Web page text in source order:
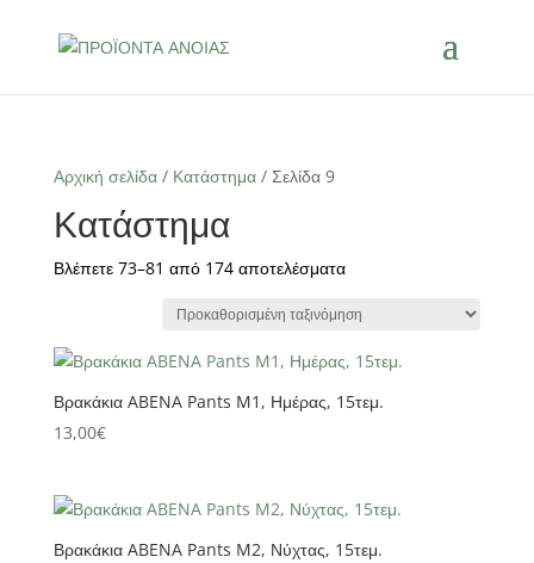
Αρχική σελίδα/ Κατάστημα/ Σελίδα 9
Κατάστημα
Βλέπετε 73–81 από 174 αποτελέσματα
Βρακάκια ABENA Pants M1, Ημέρας, 15τεμ.
13,00€
Βρακάκια ABENA Pants M2, Νύχτας, 15τεμ.